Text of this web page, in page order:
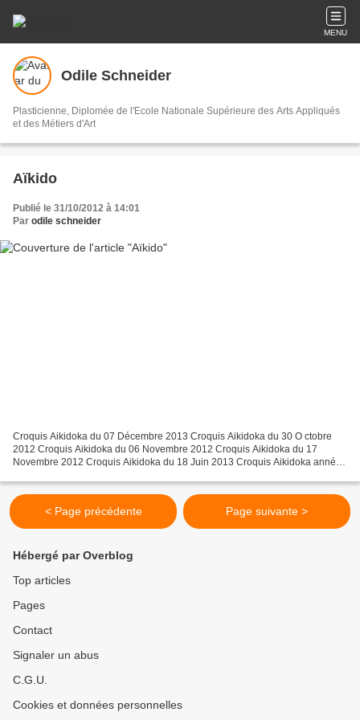
MENU
Odile Schneider
Plasticienne, Diplomée de l'Ecole Nationale Supérieure des Arts Appliqués
et des Métiers d'Art
Aïkido
Publié le 31/10/2012 à 14:01
Par odile schneider
Croquis Aikidoka du 07 Décembre 2013 Croquis Aikidoka du 30 O ctobre
2012 Croquis Aikidoka du 06 Novembre 2012 Croquis Aikidoka du 17
Novembre 2012 Croquis Aikidoka du 18 Juin 2013 Croquis Aikidoka année
< Page précédente Page suivante >
Hébergé par Overblog
Top articles
Pages
Contact
Signaler un abus
C.G.U.
Cookies et données personnelles